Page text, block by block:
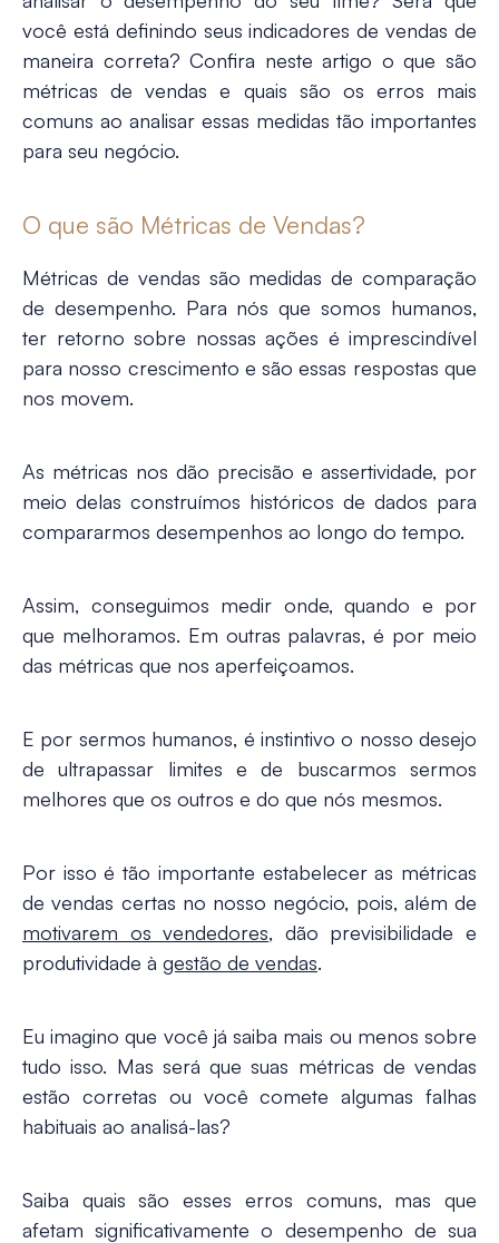
você está definindo seus indicadores de vendas de
maneira correta? Confira neste artigo o que são
métricas de vendas e quais são os erros mais
comuns ao analisar essas medidas tão importantes
para seu negócio.
O que são Métricas de Vendas?
Métricas de vendas são medidas de comparação
de desempenho. Para nós que somos humanos,
ter retorno sobre nossas ações é imprescindível
para nosso crescimento e são essas respostas que
nos movem.
As métricas nos dão precisão e assertividade, por
meio delas construímos históricos de dados para
compararmos desempenhos ao longo do tempo.
Assim, conseguimos medir onde, quando e por
que melhoramos. Em outras palavras, é por meio
das métricas que nos aperfeiçoamos.
E por sermos humanos, é instintivo o nosso desejo
de ultrapassar limites e de buscarmos sermos
melhores que os outros e do que nós mesmos.
Por isso é tão importante estabelecer as métricas
de vendas certas no nosso negócio, pois, além de
motivarem os vendedores, dão previsibilidade e
produtividade à gestão de vendas.
Eu imagino que você já saiba mais ou menos sobre
tudo isso. Mas será que suas métricas de vendas
estão corretas ou você comete algumas falhas
habituais ao analisá-las?
Saiba quais são esses erros comuns, mas que
afetam significativamente o desempenho de sua